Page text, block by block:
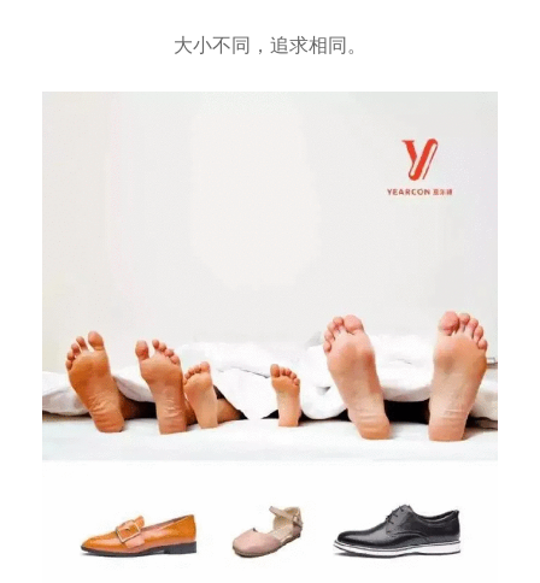
大小不同，追求相同。